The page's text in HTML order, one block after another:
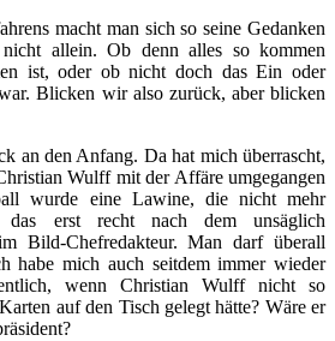
macht man sich so seine Gedanken
allein. Ob denn alles so kommen
ist, oder ob nicht doch das Ein oder
Blicken wir also zurück, aber blicken
an den Anfang. Da hat mich überrascht,
Wulff mit der Affäre umgegangen
wurde eine Lawine, die nicht mehr
das erst recht nach dem unsäglich
Bild-Chefredakteur. Man darf überall
habe mich auch seitdem immer wieder
wenn Christian Wulff nicht so
auf den Tisch gelegt hätte? Wäre er